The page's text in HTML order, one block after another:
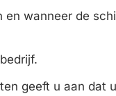
wanneer de
geeft u aan dat